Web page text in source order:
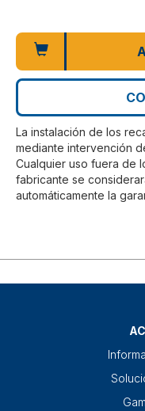
La instalación de los
mediante intervención
Cualquier uso fuera de
fabricante se
automáticamente la